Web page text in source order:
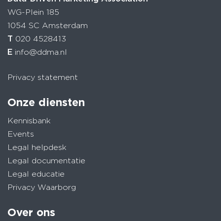
WG-Plein 185
1054 SC Amsterdam
T 020 4528413
E info@ddma.nl
Privacy statement
Onze diensten
Kennisbank
Events
Legal helpdesk
Legal documentatie
Legal educatie
Privacy Waarborg
Over ons